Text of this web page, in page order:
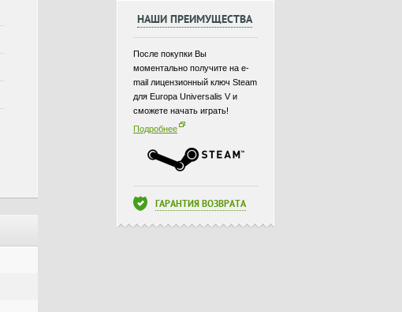
НАШИ ПРЕИМУЩЕСТВА
После покупки Вы
моментально получите на e-
mail лицензионный ключ Steam
для Europa Universalis V и
сможете начать играть!
Подробнее
ГАРАНТИЯ ВОЗВРАТА